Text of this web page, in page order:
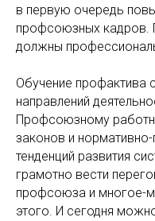
в первую очередь
профсоюзных кадров.
должны
Обучение профактива
направлений
Профсоюзному
законов и
тенденций развития
грамотно вести
профсоюза и многое-
этого. И сегодня